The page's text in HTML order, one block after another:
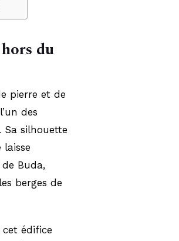
du
pierre et de
des
silhouette
Buda,
berges de
cet édifice